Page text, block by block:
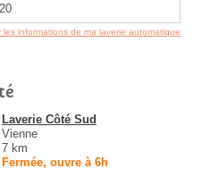
les informations de ma laverie automatique
Laverie Côté Sud
Vienne
7 km
Fermée, ouvre à 6h